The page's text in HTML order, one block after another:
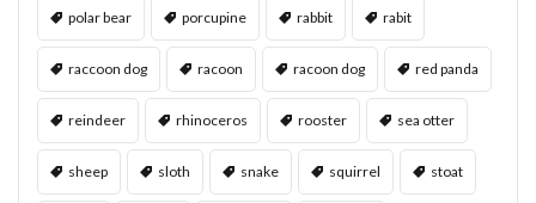
polar bear porcupine rabbit rabit
raccoon dog racoon racoon dog red panda
reindeer rhinoceros rooster sea otter
sheep sloth snake squirrel stoat